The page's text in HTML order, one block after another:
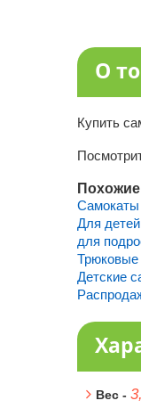
О
Купить
Самокаты
Для детей
для
Трюковые
Детские
Вес -